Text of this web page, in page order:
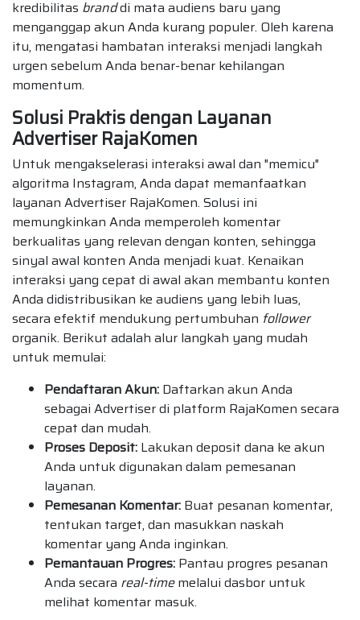
kredibilitas branddi mata audiens baru yang
menganggap akun Anda kurang populer. Oleh karena
itu, mengatasi hambatan interaksi menjadi langkah
urgen sebelum Anda benar-benar kehilangan
momentum.
Solusi Praktis dengan Layanan
Advertiser RajaKomen
Untuk mengakselerasi interaksi awal dan "memicu"
algoritma Instagram, Anda dapat memanfaatkan
layanan Advertiser RajaKomen. Solusi ini
memungkinkan Anda memperoleh komentar
berkualitas yang relevan dengan konten, sehingga
sinyal awal konten Anda menjadi kuat. Kenaikan
interaksi yang cepat di awal akan membantu konten
Anda didistribusikan ke audiens yang lebih luas,
secara efektif mendukung pertumbuhan follower
organik. Berikut adalah alur langkah yang mudah
untuk memulai:
Pendaftaran Akun: Daftarkan akun Anda
sebagai Advertiser di platform RajaKomen secara
cepat dan mudah.
Proses Deposit: Lakukan deposit dana ke akun
Anda untuk digunakan dalam pemesanan
layanan.
Pemesanan Komentar: Buat pesanan komentar,
tentukan target, dan masukkan naskah
komentar yang Anda inginkan.
Pemantauan Progres: Pantau progres pesanan
Anda secara real-timemelalui dasbor untuk
melihat komentar masuk.